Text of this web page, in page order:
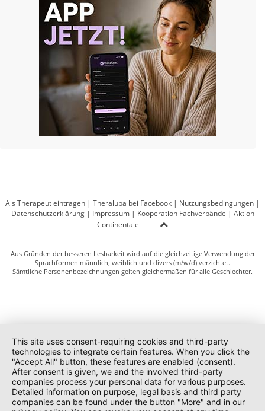
Als Therapeut eintragen | Theralupa bei Facebook | Nutzungsbedingungen |
Datenschutzerklärung| Impressum| Kooperation Fachverbände | Aktion
Continentale
Aus Gründen der besseren Lesbarkeit wird auf die gleichzeitige Verwendung der
Sprachformen männlich, weiblich und divers (m/w/d) verzichtet.
Sämtliche Personenbezeichnungen gelten gleichermaßen für alle Geschlechter.
This site uses consent-requiring cookies and third-party
technologies to integrate certain features. When you click the
"Accept All" button, these features are enabled (consent).
After consent is given, we and the involved third-party
companies process your personal data for various purposes.
Detailed information on purpose, legal basis and third party
companies can be found under the button "More" and in our